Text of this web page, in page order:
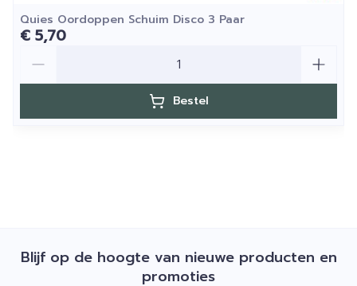
Quies Oordoppen Schuim Disco 3 Paar
€ 5,70
Bestel
Blijf op de hoogte van nieuwe producten en
promoties